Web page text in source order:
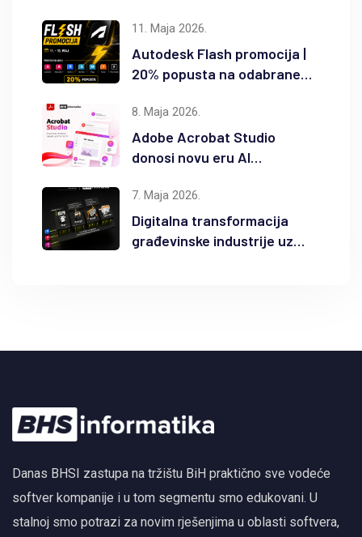
11. Maja 2026.
Autodesk Flash promocija |
20% popusta na odabrane
8. Maja 2026.
Adobe Acrobat Studio
donosi novu eru AI
7. Maja 2026.
Digitalna transformacija
građevinske industrije uz
Danas BHSI zastupa na tržištu BiH praktično sve vodeće
softver kompanije i u tom segmentu smo edukovani. U
stalnoj smo potrazi za novim rješenjima u oblasti softvera,